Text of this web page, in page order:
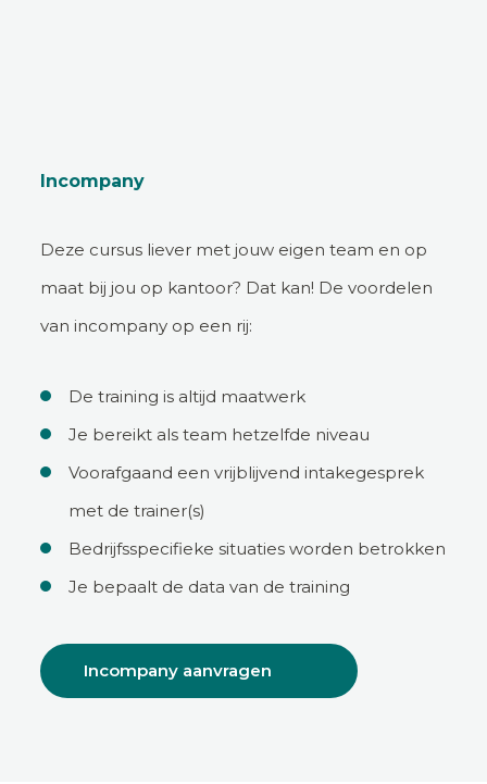
Incompany
Deze cursus liever met jouw eigen team en op
maat bij jou op kantoor? Dat kan! De voordelen
van incompany op een rij:
De training is altijd maatwerk
Je bereikt als team hetzelfde niveau
Voorafgaand een vrijblijvend intakegesprek
met de trainer(s)
Bedrijfsspecifieke situaties worden betrokken
Je bepaalt de data van de training
Incompany aanvragen